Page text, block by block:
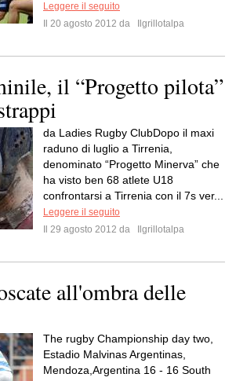
Leggere il seguito
Il 20 agosto 2012 da
Ilgrillotalpa
il “Progetto pilota”
da Ladies Rugby ClubDopo il maxi
raduno di luglio a Tirrenia,
denominato “Progetto Minerva” che
ha visto ben 68 atlete U18
confrontarsi a Tirrenia con il 7s ver...
Leggere il seguito
Il 29 agosto 2012 da
Ilgrillotalpa
all'ombra delle
The rugby Championship day two,
Estadio Malvinas Argentinas,
Mendoza,Argentina 16 - 16 South